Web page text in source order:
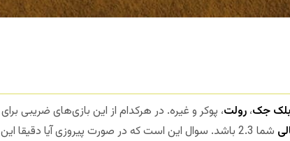
بلک جک، رولت، پوکر و غیره. در هرکدام از این بازی‌های ضریبی برای
شما 2.3 باشد. سوال این است که در صورت پیروزی آیا دقیقا این